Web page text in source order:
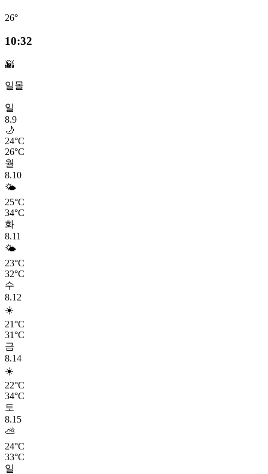
26°
10:32
🌇
일몰
일
8.9
🌙
24°C
26°C
월
8.10
🌤️
25°C
34°C
화
8.11
🌤️
23°C
32°C
수
8.12
☀️
21°C
31°C
금
8.14
☀️
22°C
34°C
토
8.15
⛅
24°C
33°C
일